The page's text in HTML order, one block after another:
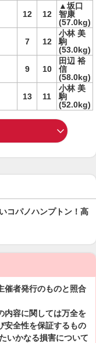
12 12
▲坂口
智康
(57.0kg)
7 12
小林 美
駒
(53.0kg)
9 10
田辺 裕
信
(58.0kg)
13 11
小林 美
駒
(52.0kg)
コパノハンプトン！高
催者発行のものと照合
内容に関しては万全を
安全性を保証するもの
いかなる損害について